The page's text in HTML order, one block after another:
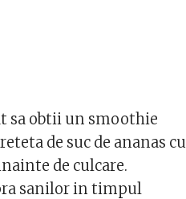
sa obtii un smoothie
de suc de ananas cu
de culcare.
sanilor in timpul